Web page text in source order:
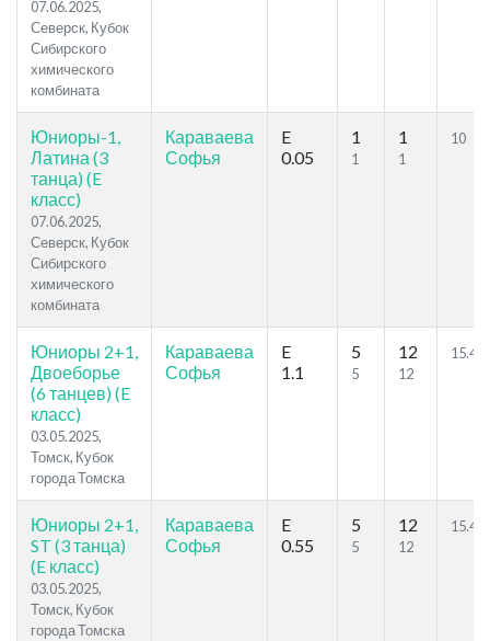
07.06.2025,
Северск, Кубок
Сибирского
химического
комбината
Юниоры-1,
Латина (3
танца) (E
класс)
07.06.2025,
Северск, Кубок
Сибирского
химического
комбината
Караваева
Софья
E
0.05
1
1
1
1
10
Юниоры 2+1,
Двоеборье
(6 танцев) (E
класс)
03.05.2025,
Томск, Кубок
города Томска
Караваева
Софья
E
1.1
5
5
12
12
15.49
Юниоры 2+1,
ST (3 танца)
(E класс)
03.05.2025,
Томск, Кубок
города Томска
Караваева
Софья
E
0.55
5
5
12
12
15.49